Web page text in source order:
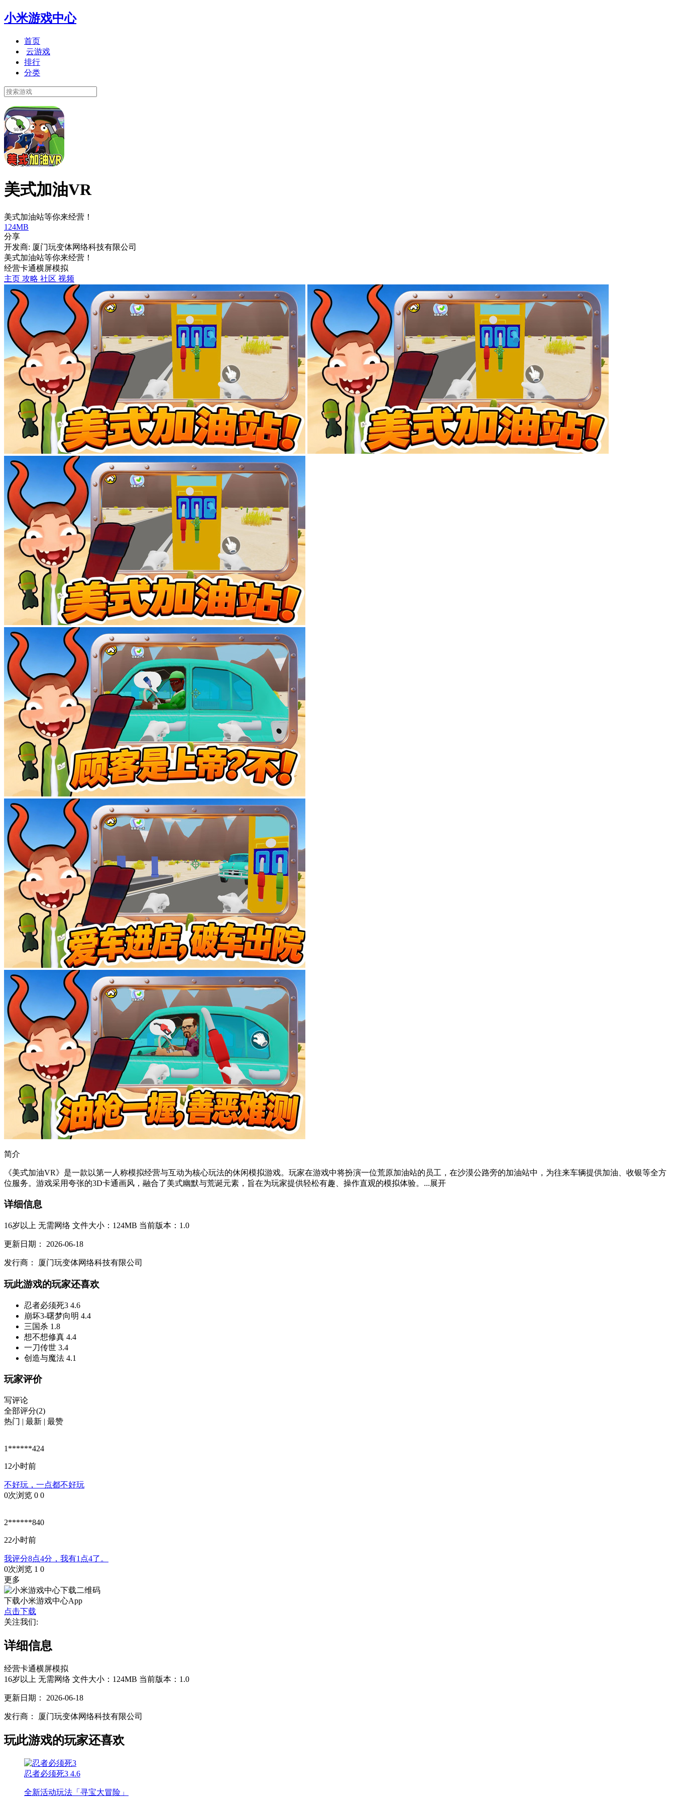
小米游戏中心
首页
云游戏
排行
分类
美式加油VR
美式加油站等你来经营！
124MB
分享
开发商: 厦门玩变体网络科技有限公司
美式加油站等你来经营！
经营卡通横屏模拟
主页 攻略 社区 视频
简介
《美式加油VR》是一款以第一人称模拟经营与互动为核心玩法的休闲模拟游戏。玩家在游戏中将扮演一位荒原加油站的员工，在沙漠公路旁的加油站中，为往来车辆提供加油、收银等全方
位服务。游戏采用夸张的3D卡通画风，融合了美式幽默与荒诞元素，旨在为玩家提供轻松有趣、操作直观的模拟体验。...展开
详细信息
16岁以上 无需网络 文件大小：124MB 当前版本：1.0
更新日期： 2026-06-18
发行商： 厦门玩变体网络科技有限公司
玩此游戏的玩家还喜欢
忍者必须死3 4.6
崩坏3-曙梦向明 4.4
三国杀 1.8
想不想修真 4.4
一刀传世 3.4
创造与魔法 4.1
玩家评价
写评论
全部评分(2)
热门 | 最新 | 最赞
1******424
12小时前
不好玩，一点都不好玩
0次浏览 0 0
2******840
22小时前
我评分8点4分，我有1点4了。
0次浏览 1 0
更多
下载小米游戏中心App
点击下载
关注我们:
详细信息
经营卡通横屏模拟
16岁以上 无需网络 文件大小：124MB 当前版本：1.0
更新日期： 2026-06-18
发行商： 厦门玩变体网络科技有限公司
玩此游戏的玩家还喜欢
忍者必须死3 4.6
全新活动玩法「寻宝大冒险」